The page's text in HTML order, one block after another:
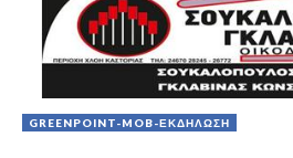
GREENPOINT-MOB-ΕΚΔΗΛΩΣΗ